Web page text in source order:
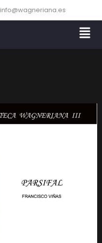
info@wagneriana.es